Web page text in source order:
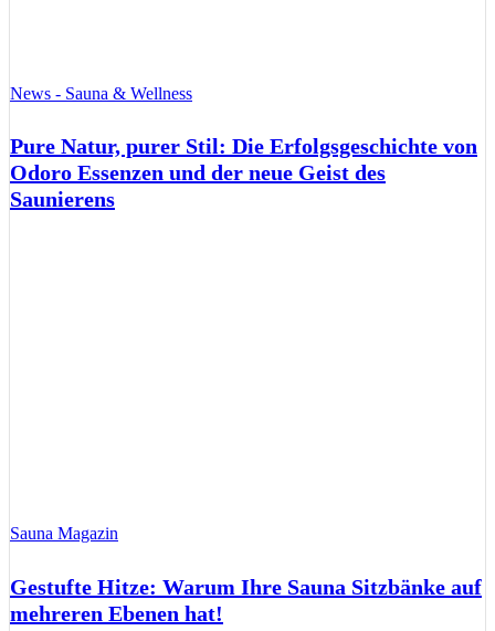
News - Sauna & Wellness
Pure Natur, purer Stil: Die Erfolgsgeschichte von
Odoro Essenzen und der neue Geist des
Saunierens
Sauna Magazin
Gestufte Hitze: Warum Ihre Sauna Sitzbänke auf
mehreren Ebenen hat!